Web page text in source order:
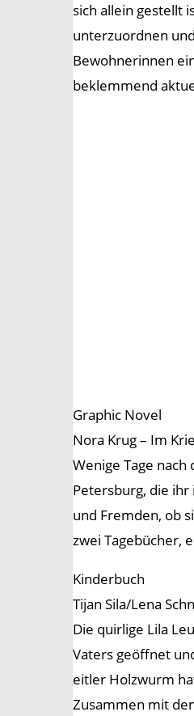
sich allein gestellt
unterzuordnen
Bewohnerinnen
beklemmend
Graphic Novel
Nora Krug – Im
Wenige Tage
Petersburg, die
und Fremden, ob
zwei Tagebücher,
Kinderbuch
Tijan Sila/Lena
Die quirlige Lila
Vaters geöffnet
eitler Holzwurm
Zusammen mit